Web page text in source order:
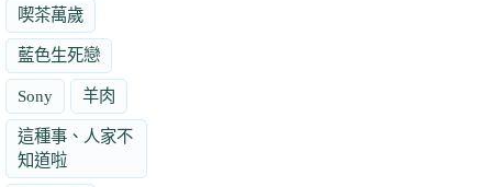
喫茶萬歲
藍色生死戀
Sony 羊肉
這種事、人家不
知道啦